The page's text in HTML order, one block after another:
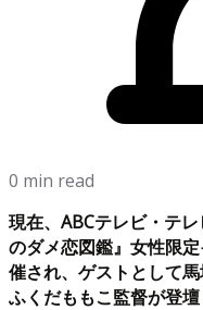
0 min read
現在、ABCテレビ・テ
のダメ恋図鑑』女性限
催され、ゲストとして
ふくだももこ監督が登壇